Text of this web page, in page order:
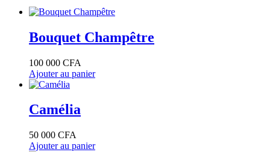
Bouquet Champêtre
100 000 CFA
Ajouter au panier
Camélia
50 000 CFA
Ajouter au panier